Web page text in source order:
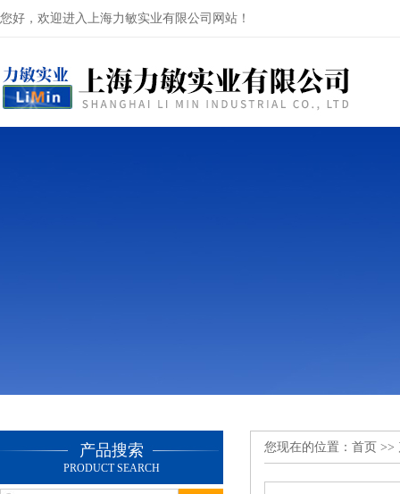
您好，欢迎进入上海力敏实业有限公司网站！
产品搜索
PRODUCT SEARCH
您现在的位置： 首页 >>